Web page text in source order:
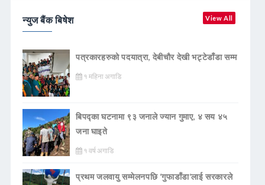
न्युज बैंक बिषेश View All
पत्रकारहरुको पदयात्रा, देबीचौर देखी भट्टेडाँडा सम्म
१ महिना अगाडि
बिपद्का घटनामा ९३ जनाले ज्यान गुमाए, ४ सय ४५
जना घाइते
१ वर्ष अगाडि
प्रथम जलवायु सम्मेलनपछि ‘गुफाडाँडा’लाई सरकारले